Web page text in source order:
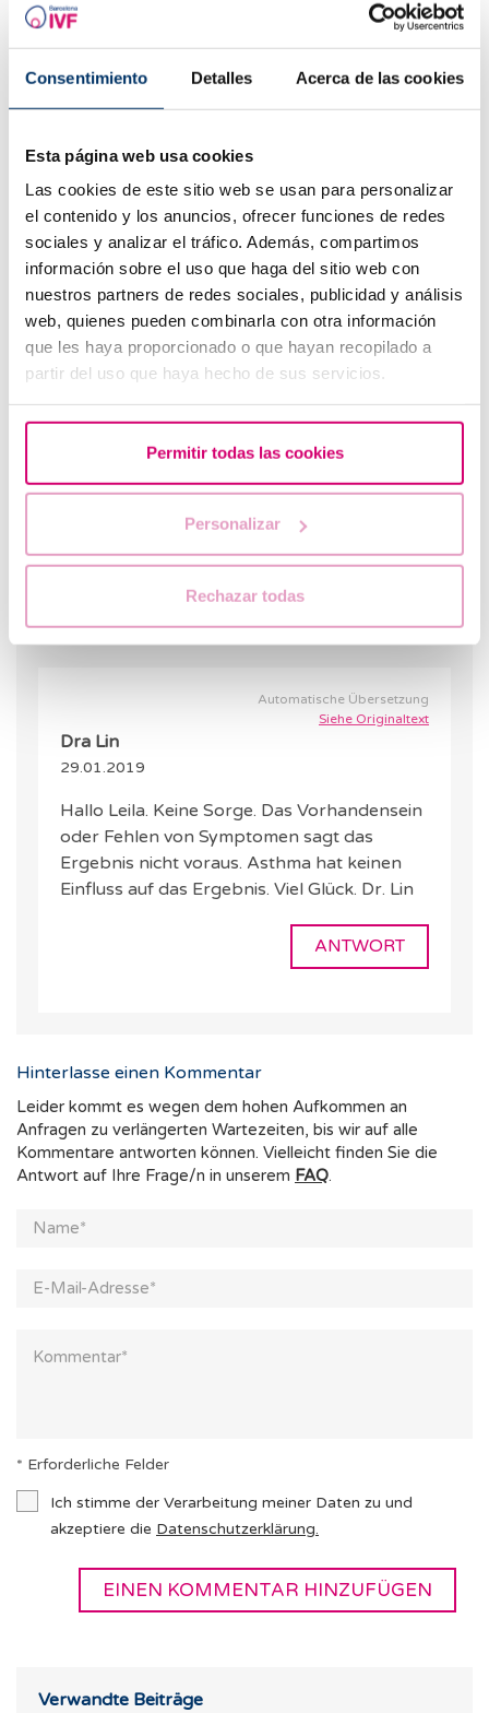
Consentimiento Detalles Acerca de las cookies
Esta página web usa cookies
Las cookies de este sitio web se usan para personalizar
el contenido y los anuncios, ofrecer funciones de redes
sociales y analizar el tráfico. Además, compartimos
información sobre el uso que haga del sitio web con
nuestros partners de redes sociales, publicidad y análisis
web, quienes pueden combinarla con otra información
que les haya proporcionado o que hayan recopilado a
partir del uso que haya hecho de sus servicios.
Permitir todas las cookies
Personalizar
Rechazar todas
ANTWORT
Automatische Übersetzung
Siehe Originaltext
Leila. Nab
24.01.2019
Hallo, ich bin 43 Jahre alt. C ist mein 1. Fiv Do 2
Ambyons. Bei Ovarialversagen. Ich war in der
Schwangerschaft ging nicht absichtlich ins Spa.
Ich bin bei 10 Tagen. Ich habe keine Symptome?
bin. Kann dies einen Effekt haben? Vielen Dank im
Voraus für Ihre Rückkehr
Automatische Übersetzung
Siehe Originaltext
Dra Lin
29.01.2019
Hallo Leila. Keine Sorge. Das Vorhandensein
oder Fehlen von Symptomen sagt das
Ergebnis nicht voraus. Asthma hat keinen
Einfluss auf das Ergebnis. Viel Glück. Dr. Lin
ANTWORT
Hinterlasse einen Kommentar
Leider kommt es wegen dem hohen Aufkommen an
Anfragen zu verlängerten Wartezeiten, bis wir auf alle
Kommentare antworten können. Vielleicht finden Sie die
Antwort auf Ihre Frage/n in unserem FAQ.
* Erforderliche Felder
Ich stimme der Verarbeitung meiner Daten zu und
akzeptiere die Datenschutzerklärung.
Verwandte Beiträge